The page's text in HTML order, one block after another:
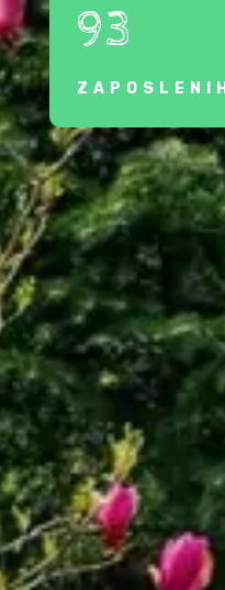
93
ZAPOSLENIH